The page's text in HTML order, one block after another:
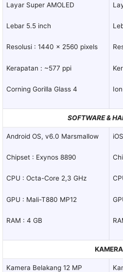
Layar Super AMOLED
Lebar 5.5 inch
Resolusi : 1440 x 2560 pixels
Kerapatan : ~577 ppi
Corning Gorilla Glass 4
SOFTWARE &
Android OS, v6.0 Marsmallow
Chipset : Exynos 8890
CPU : Octa-Core 2,3 GHz
GPU : Mali-T880 MP12
RAM : 4 GB
KAMERA
Kamera Belakang 12 MP